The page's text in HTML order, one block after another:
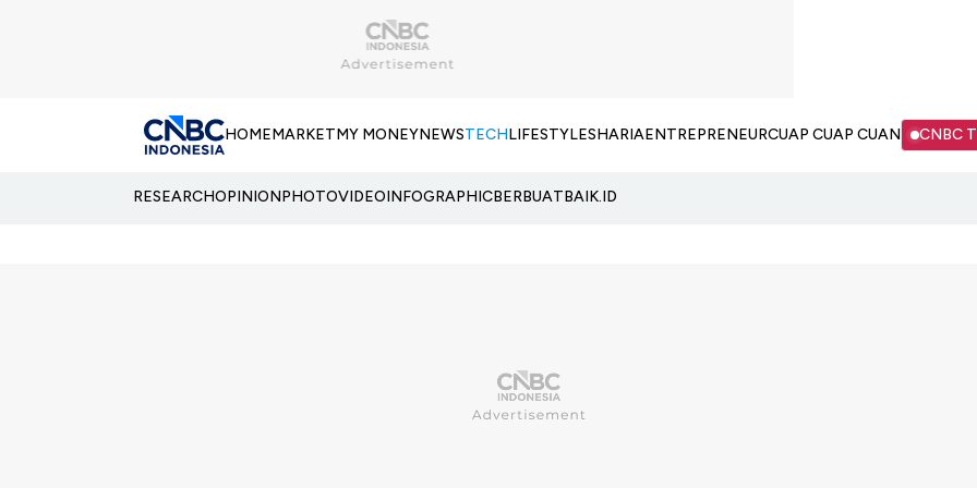
HOMEMARKETMY MONEYNEWSTECHLIFESTYLESHARIAENTREPRENEURCUAP CUAP CUAN CNBC
RESEARCHOPINIONPHOTOVIDEOINFOGRAPHICBERBUATBAIK.ID